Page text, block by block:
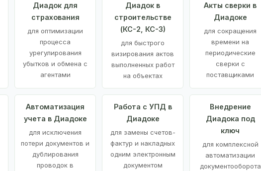
Диадок для
страхования
для оптимизации
процесса
урегулирования
убытков и обмена с
агентами
Диадок в
строительстве
(КС-2, КС-3)
для быстрого
визирования актов
выполненных работ
на объектах
Акты сверки в
Диадоке
для сокращения
времени на
периодические
сверки с
поставщиками
Автоматизация
учета в Диадоке
для исключения
потери документов и
дублирования
проводок в
Работа с УПД в
Диадоке
для замены счетов-
фактур и накладных
одним электронным
документом
Внедрение
Диадока под
ключ
для комплексной
автоматизации
документооборота